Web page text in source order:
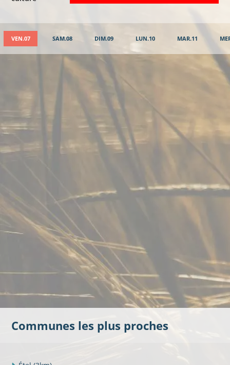
VEN.07 SAM.08 DIM.09 LUN.10 MAR.11
Communes les plus proches